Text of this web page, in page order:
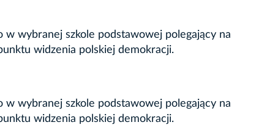
wybranej szkole podstawowej polegający na
widzenia polskiej demokracji.
wybranej szkole podstawowej polegający na
widzenia polskiej demokracji.